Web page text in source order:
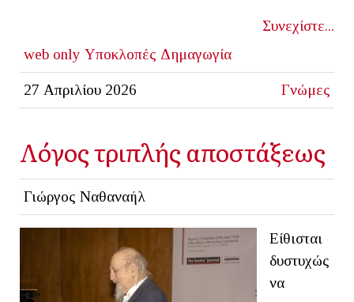
Συνεχίστε...
web only Υποκλοπές Δημαγωγία
27 Απριλίου 2026 Γνώμες
Λόγος τριπλής αποστάξεως
Γιώργος Ναθαναήλ
Είθισται
δυστυχώς
να